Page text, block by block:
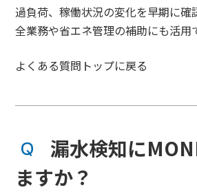
過負荷、稼働状況の変化を早期に確
全業務や省エネ管理の補助にも活用
よくある質問トップに戻る
漏水検知に
ますか？